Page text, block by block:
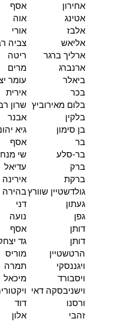
אחירון
אסף
אטינג
אוה
אלבז
אורי
אליאש
צביה
ארליך ברגר
ריטה
ארנברג
מרים
ביאלר
עומר
בכר
אירית
בלום מאירוביץ שרון
בלקין
אבנר
בן סימון
גיא
בר
אסף
בר-סלע
שי
ברק
עדיאל
ברקת
גולדשטיין שוורץבהירה
געתון
דני
גפן
נועה
דותן
אסף
דותן
גד
הרטשטיין
מוריס
ויגננסקי
תמרה
ויסבורד
מיכאל
וישניבסקה דאי
ורסנו
דוד
זהבי
אלון